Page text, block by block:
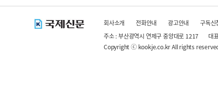
회사소개 전화안내 광고안내
구독신
주소 : 부산광역시 연제구 중앙대로 1217
대
Copyright ⓒ kookje.co.kr All rights